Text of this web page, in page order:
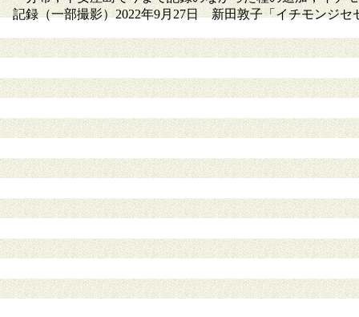
記録（一部撮影）2022年9月27日 新田敦子「イチモンジセ